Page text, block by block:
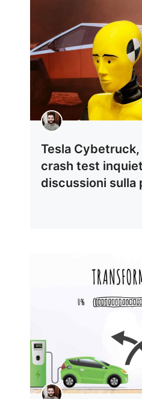
Tesla
crash test
discussioni sulla